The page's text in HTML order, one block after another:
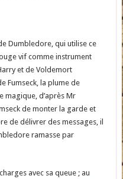
Dumbledore, qui utilise ce
vif comme instrument
et de Voldemort
Fumseck, la plume de
magique, d’après Mr
de monter la garde et
de délivrer des messages, il
ramasse par
avec sa queue ; au